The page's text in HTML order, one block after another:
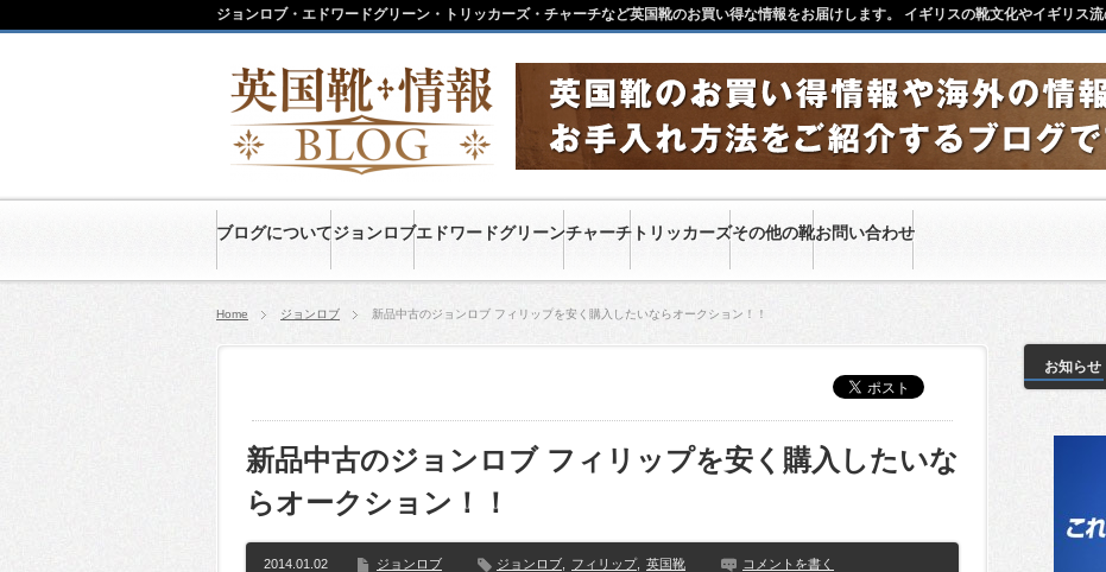
ブログについてジョンロブエドワードグリーンチャーチ トリッカーズその他の靴お問い合わせ
ジョンロブ・エドワードグリーン・トリッカーズ・チャーチなど英国靴のお買い得な情報をお届けします。 イギリスの靴文化やイギリス流
Home ジョンロブ 新品中古のジョンロブ フィリップを安く購入したいならオークション！！
新品中古のジョンロブ フィリップを安く購入したいな
らオークション！！
2014.01.02 ジョンロブ ジョンロブ フィリップ, 英国靴 コメントを書く
お知らせ